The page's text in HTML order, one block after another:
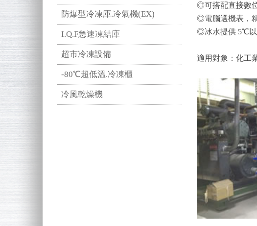
防爆型冷凍庫.冷氣機(EX)
I.Q.F急速凍結庫
超市冷凍設備
-80℃超低溫.冷凍櫃
冷風乾燥機
◎可搭配直接數
◎電腦選機表，
◎冰水提供 5℃以
適用對象：化工